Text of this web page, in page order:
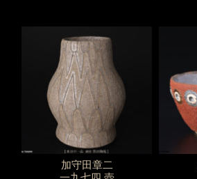
加守田章二